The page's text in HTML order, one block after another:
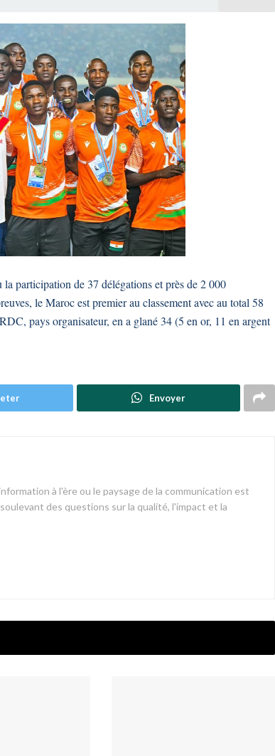
participation de 37 délégations et près de 2 000
le Maroc est premier au classement avec au total 58
pays organisateur, en a glané 34 (5 en or, 11 en argent
Envoyer
à l'ère ou le paysage de la communication est
des questions sur la qualité, l'impact et la